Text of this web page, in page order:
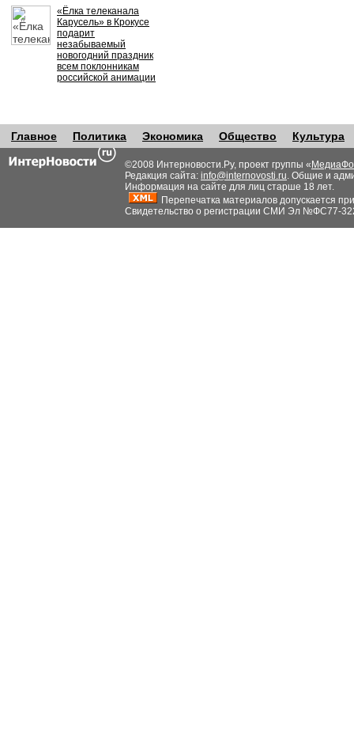
«Ёлка телеканала
Карусель» в Крокусе
подарит
незабываемый
новогодний праздник
всем поклонникам
российской анимации
Главное Политика Экономика Общество Культура
©2008 Интерновости.Ру, проект группы «
Редакция сайта: info@internovosti.ru. Общие и
Информация на сайте для лиц старше 18 лет.
Перепечатка материалов допускается
Свидетельство о регистрации СМИ Эл №ФС77-